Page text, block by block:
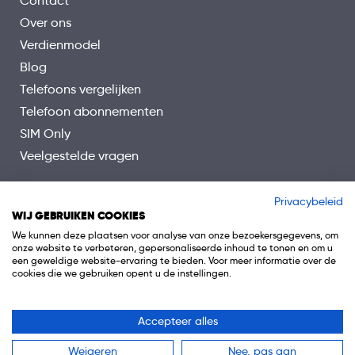
Wifi
Bluetooth
GPS
NFC
Privacybeleid
WIJ GEBRUIKEN COOKIES
We kunnen deze plaatsen voor analyse van onze bezoekersgegevens, om
onze website te verbeteren, gepersonaliseerde inhoud te tonen en om u
een geweldige website-ervaring te bieden. Voor meer informatie over de
cookies die we gebruiken opent u de instellingen.
Accepteer alles
Weigeren Nee, pas aan
Over ons
Verdienmodel
Blog
Telefoons vergelijken
Telefoon abonnementen
SIM Only
Veelgestelde vragen
© 2026 Telefoon.nl is onderdeel van 0318 Media B.V.